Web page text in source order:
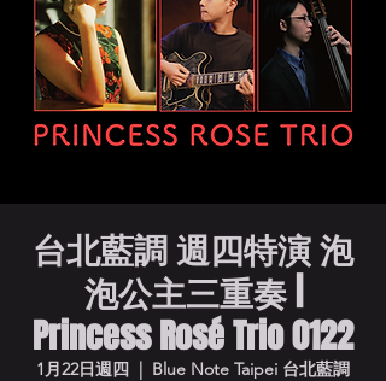
台北藍調 週四特演 泡
泡公主三重奏 |
Princess Rosé Trio 0122
1月22日週四
  |
Blue Note Taipei 台北藍調